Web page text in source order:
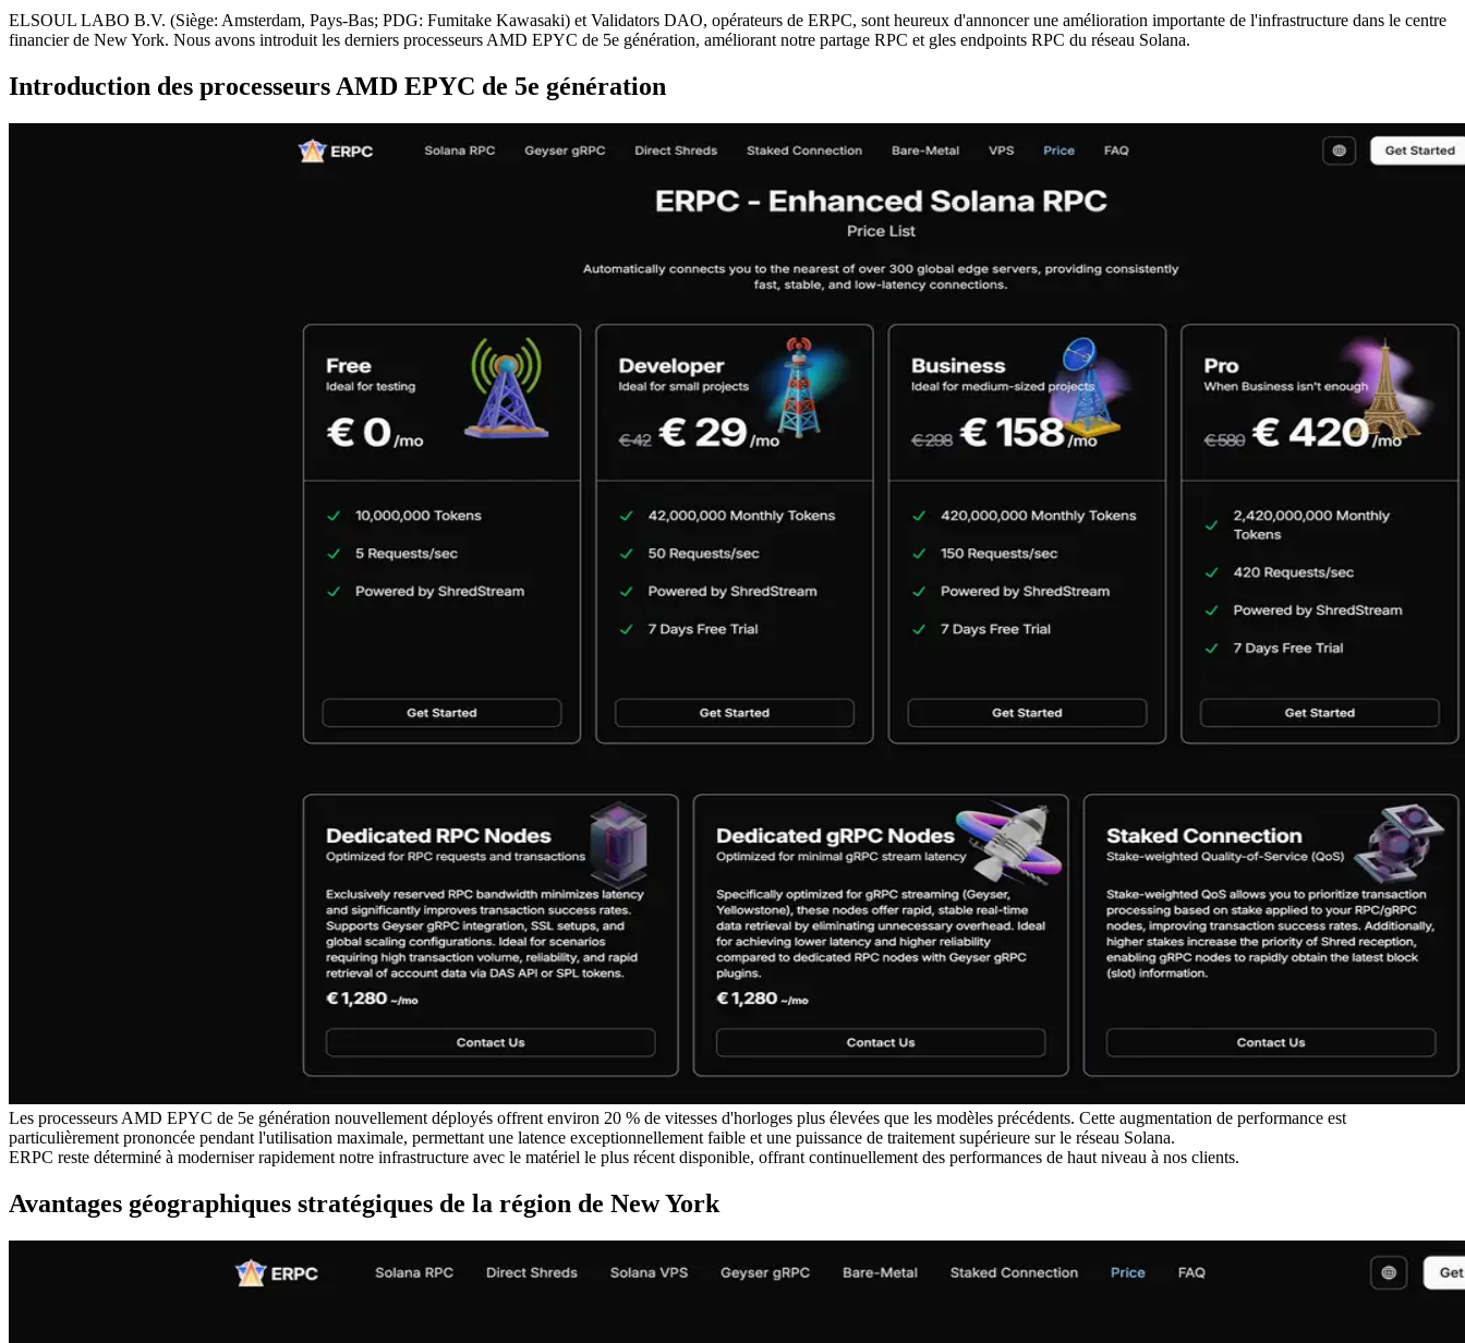
ELSOUL LABO B.V. (Siège: Amsterdam, Pays-Bas; PDG: Fumitake Kawasaki) et Validators DAO, opérateurs de ERPC, sont heureux d'annoncer une amélioration importante de l'infrastructure dans le centre
financier de New York. Nous avons introduit les derniers processeurs AMD EPYC de 5e génération, améliorant notre partage RPC et gles endpoints RPC du réseau Solana.
Introduction des processeurs AMD EPYC de 5e génération
Les processeurs AMD EPYC de 5e génération nouvellement déployés offrent environ 20 % de vitesses d'horloges plus élevées que les modèles précédents. Cette augmentation de performance est
particulièrement prononcée pendant l'utilisation maximale, permettant une latence exceptionnellement faible et une puissance de traitement supérieure sur le réseau Solana.
ERPC reste déterminé à moderniser rapidement notre infrastructure avec le matériel le plus récent disponible, offrant continuellement des performances de haut niveau à nos clients.
Avantages géographiques stratégiques de la région de New York